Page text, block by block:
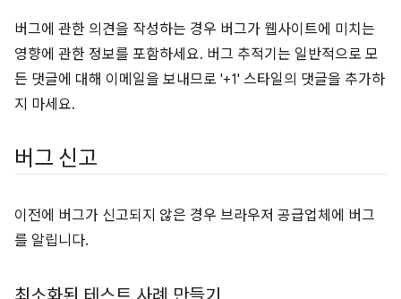
버그에 관한 의견을 작성하는 경우 버그가 웹사이트에 미치는
영향에 관한 정보를 포함하세요. 버그 추적기는 일반적으로 모
든 댓글에 대해 이메일을 보내므로 '+1' 스타일의 댓글을 추가하
지 마세요.
버그 신고
이전에 버그가 신고되지 않은 경우 브라우저 공급업체에 버그
를 알립니다.